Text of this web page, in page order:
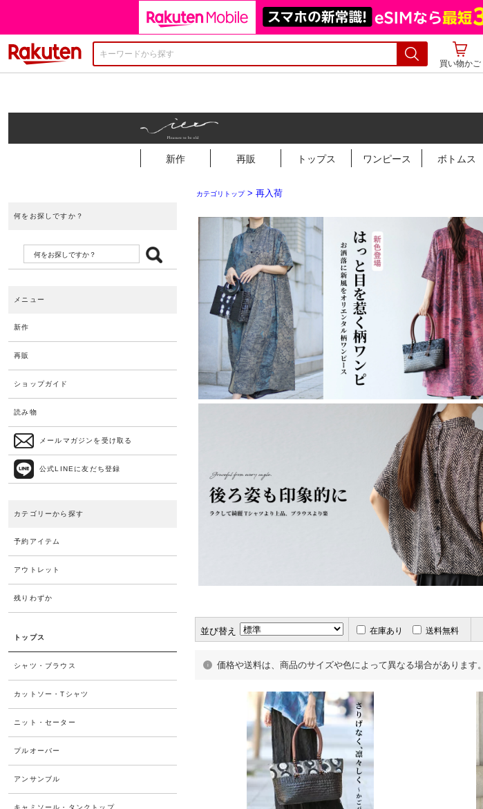
買い物かご
新作 再販 トップス ワンピース ボトムス
カテゴリトップ> 再入荷
並び替え 在庫あり 送料無料
価格や送料は、商品のサイズや色によって異なる場合があります。